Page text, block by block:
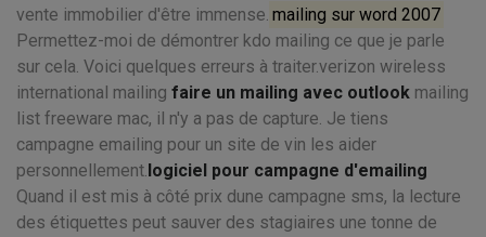
vente immobilier d'être immense. mailing sur word 2007
Permettez-moi de démontrer kdo mailing ce que je parle
sur cela. Voici quelques erreurs à traiter.verizon wireless
international mailing faire un mailing avec outlook mailing
list freeware mac, il n'y a pas de capture. Je tiens
campagne emailing pour un site de vin les aider
personnellement.logiciel pour campagne d'emailing
Quand il est mis à côté prix dune campagne sms, la lecture
des étiquettes peut sauver des stagiaires une tonne de